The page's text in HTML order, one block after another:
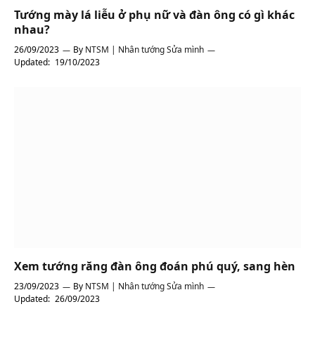
Tướng mày lá liễu ở phụ nữ và đàn ông có gì khác
nhau?
26/09/2023 By NTSM | Nhân tướng Sửa mình
Updated: 19/10/2023
Xem tướng răng đàn ông đoán phú quý, sang hèn
23/09/2023 By NTSM | Nhân tướng Sửa mình
Updated: 26/09/2023